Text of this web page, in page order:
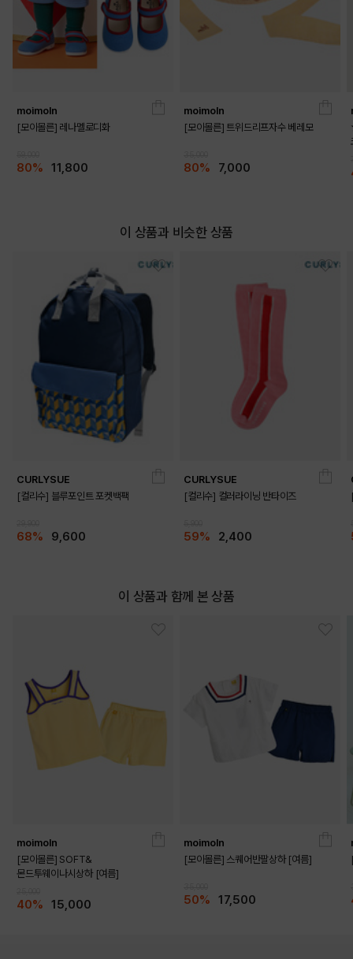
moimoln
[모이몰른] 레나멜로디화
80% 11,800
moimoln
[모이몰른] 트위드리프자수 베레모
80% 7,000
이 상품과 비슷한 상품
CURLYSUE
[컬리수] 블루포인트 포켓백팩
68% 9,600
CURLYSUE
[컬리수] 컬러라이닝 반타이즈
59% 2,400
이 상품과 함께 본 상품
moimoln
[모이몰른] SOFT&
몬드투웨이나시상하 [여름]
40% 15,000
moimoln
[모이몰른] 스퀘어반팔상하 [여름]
50% 17,500